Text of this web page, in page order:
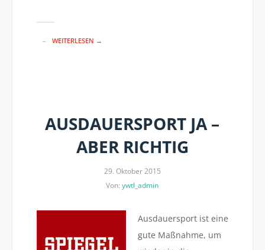
WEITERLESEN →
AUSDAUERSPORT JA –
ABER RICHTIG
29. Oktober 2015
Von:ywtl_admin
Ausdauersport ist eine
gute Maßnahme, um